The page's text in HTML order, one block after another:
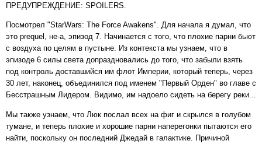
ПРЕДУПРЕЖДЕНИЕ: SPOILERS.
Посмотрел "StarWars: The Force Awakens". Для начала я думал, что
это prequel, не-а, эпизод 7. Начинается с того, что плохие парни бьют
с воздуха по целям в пустыне. Из контекста мы узнаем, что в
эпизоде 6 силы света допраздновались до того, что забыли взять
под контроль доставшийся им флот Империи, который теперь, через
30 лет, наконец, объединился под именем "Первый Орден" во главе с
Бесстрашным Лидером. Видимо, им надоело сидеть на берегу реки...
Мы также узнаем, что Люк послал всех на фиг и скрылся в голубом
тумане, и теперь плохие и хорошие парни наперегонки пытаются его
найти, поскольку он последний Джедай в галактике. Причиной